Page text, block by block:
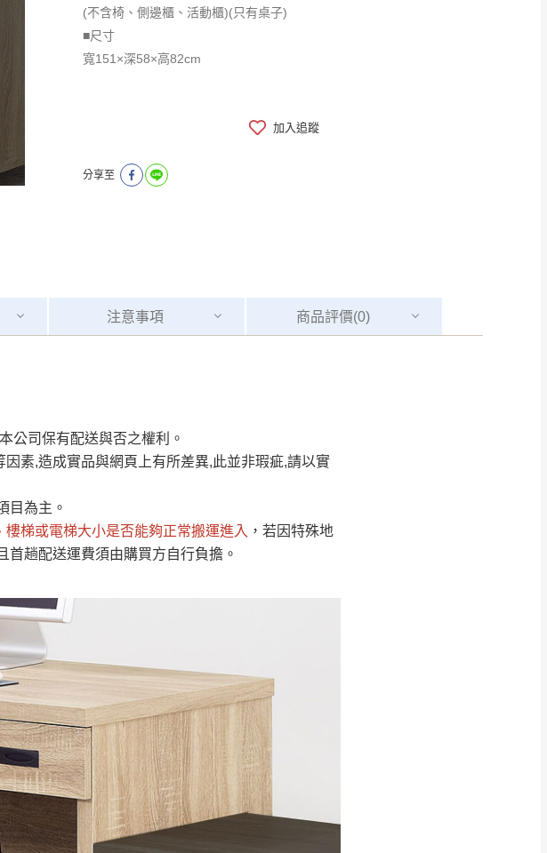
(不含椅、側邊櫃、活動櫃)(只有桌子)
■尺寸
​​​​​​​寬151×深58×高82cm
加入追蹤
分享至
注意事項 商品評價(0)
公司保有配送與否之權利。
因素,造成實品與網頁上有所差異,此並非瑕疵,請以實
目為主。
樓梯或電梯大小是否能夠正常搬運進入 ，若因特殊地
趟配送運費須由購買方自行負擔。
復興鄉
無
雙溪、貢寮、烏來、平溪、九份、石
門、林口 下福里、新店山區、三峽山區、
石碇、坪林、福隆、淡水山區、北投湖山
路、深坑山區
出發前來電或到「官方Line客服」來信確
通知確認訂單。
再來電或E-Mail與您聯絡
運送 (詳見運送規章)。
鄉、鎮、村)、樓梯太小、無法搬運上樓等因
或其他的吊掛方式吊運，費用將由買方自
法指定特定時間送達，司機當天到貨前皆
間。
。
評論低至高排列 只顯示附上圖片